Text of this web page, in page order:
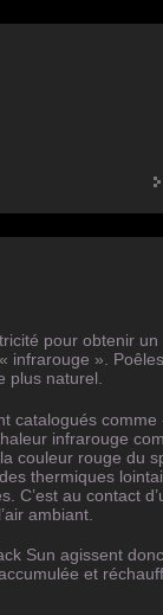
pour obtenir
infrarouge ».
plus naturel.
catalogués
infrarouge
couleur rouge du
thermiques
C’est au contact
ambiant.
Sun agissent
et